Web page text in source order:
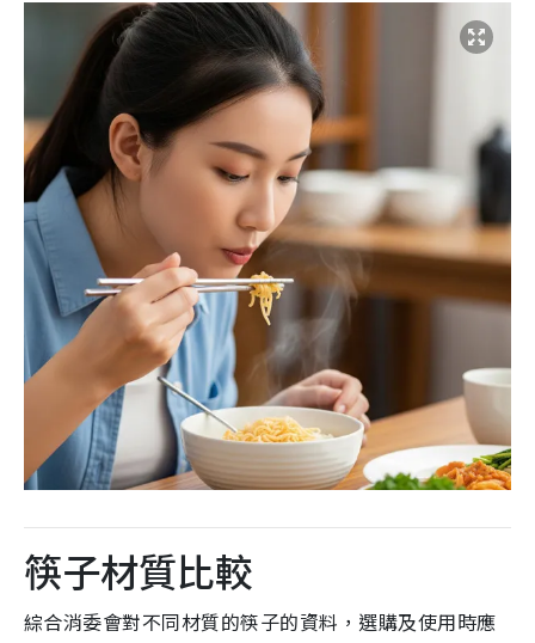
筷子材質比較
綜合消委會對不同材質的筷子的資料，選購及使用時應